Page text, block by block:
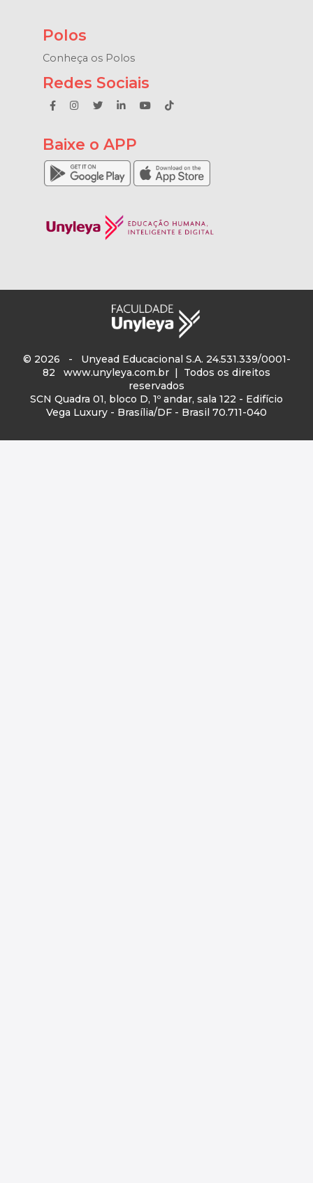
Polos
Conheça os Polos
Redes Sociais
Baixe o APP
© 2026 - Unyead Educacional S.A. 24.531.339/0001-
82 www.unyleya.com.br | Todos os direitos
reservados
SCN Quadra 01, bloco D, 1º andar, sala 122 - Edifício
Vega Luxury - Brasília/DF - Brasil 70.711-040